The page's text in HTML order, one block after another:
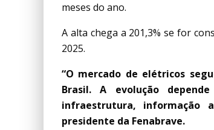
meses do ano.
A alta chega a 201,3% se for
2025.
“O mercado de elétricos
Brasil. A evolução
infraestrutura, informação
presidente da Fenabrave.